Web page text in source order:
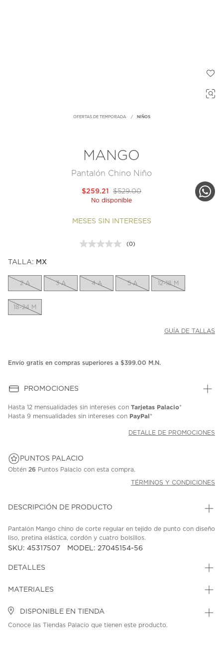
OFERTAS DE TEMPORADA NIÑOS
MANGO
Pantalón Chino Niño
$529.00
$259.21
No disponible
MESES SIN INTERESES
Sin
la
misma
(0)
TALLA: MX
2 A 3 A 4 A 5 A 12-18 M
18-24 M
GUÍA DE TALLAS
Envío gratis en compras superiores a $399.00 M.N.
PROMOCIONES
Hasta 12 mensualidades sin intereses con Tarjetas Palacio*
Hasta 9 mensualidades sin intereses con PayPal*
DETALLE DE PROMOCIONES
PUNTOS PALACIO
Obtén 26 Puntos Palacio con esta compra.
TÉRMINOS Y CONDICIONES
DESCRIPCIÓN DE PRODUCTO
Pantalón Mango chino de corte regular en tejido de punto con diseño
liso, pretina elástica, cordón y cuatro bolsillos.
SKU: 45317507 MODEL: 27045154-56
DETALLES
MATERIALES
DISPONIBLE EN TIENDA
Conoce las Tiendas Palacio que tienen este producto.